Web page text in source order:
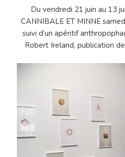
Du vendredi 21 juin au 13
CANNIBALE ET MINNE
suivi d’un apéritif
Robert Ireland, publication